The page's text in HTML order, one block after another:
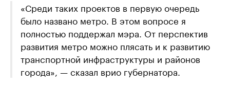
«Среди таких проектов в первую очередь
было названо метро. В этом вопросе я
полностью поддержал мэра. От перспектив
развития метро можно плясать и к развитию
транспортной инфраструктуры и районов
города», — сказал врио губернатора.